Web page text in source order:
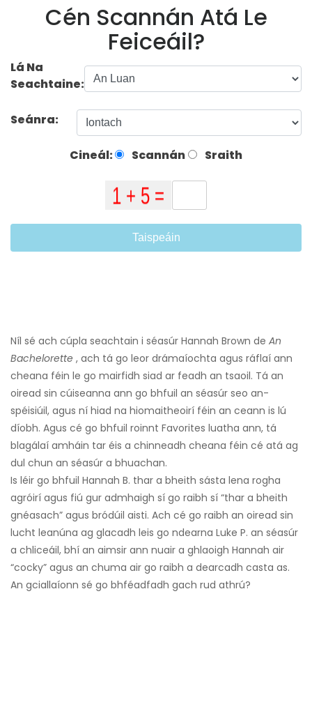
Cén Scannán Atá Le
Feiceáil?
Lá Na
Seachtaine:
Seánra:
Cineál: Scannán Sraith
Taispeáin
Níl sé ach cúpla seachtain i séasúr Hannah Brown de An
Bachelorette , ach tá go leor drámaíochta agus ráflaí ann
cheana féin le go mairfidh siad ar feadh an tsaoil. Tá an
oiread sin cúiseanna ann go bhfuil an séasúr seo an-
spéisiúil, agus ní hiad na hiomaitheoirí féin an ceann is lú
díobh. Agus cé go bhfuil roinnt Favorites luatha ann, tá
blagálaí amháin tar éis a chinneadh cheana féin cé atá ag
dul chun an séasúr a bhuachan.
Is léir go bhfuil Hannah B. thar a bheith sásta lena rogha
agróirí agus fiú gur admhaigh sí go raibh sí “thar a bheith
gnéasach” agus bródúil aisti. Ach cé go raibh an oiread sin
lucht leanúna ag glacadh leis go ndearna Luke P. an séasúr
a chliceáil, bhí an aimsir ann nuair a ghlaoigh Hannah air
“cocky” agus an chuma air go raibh a dearcadh casta as.
An gciallaíonn sé go bhféadfadh gach rud athrú?